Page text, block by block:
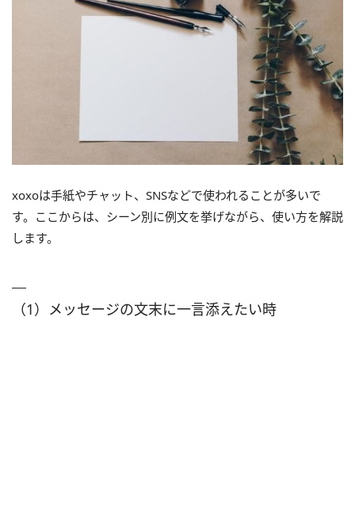
xoxoは手紙やチャット、SNSなどで使われることが多いで
す。ここからは、シーン別に例文を挙げながら、使い方を解説
します。
（1）メッセージの文末に一言添えたい時